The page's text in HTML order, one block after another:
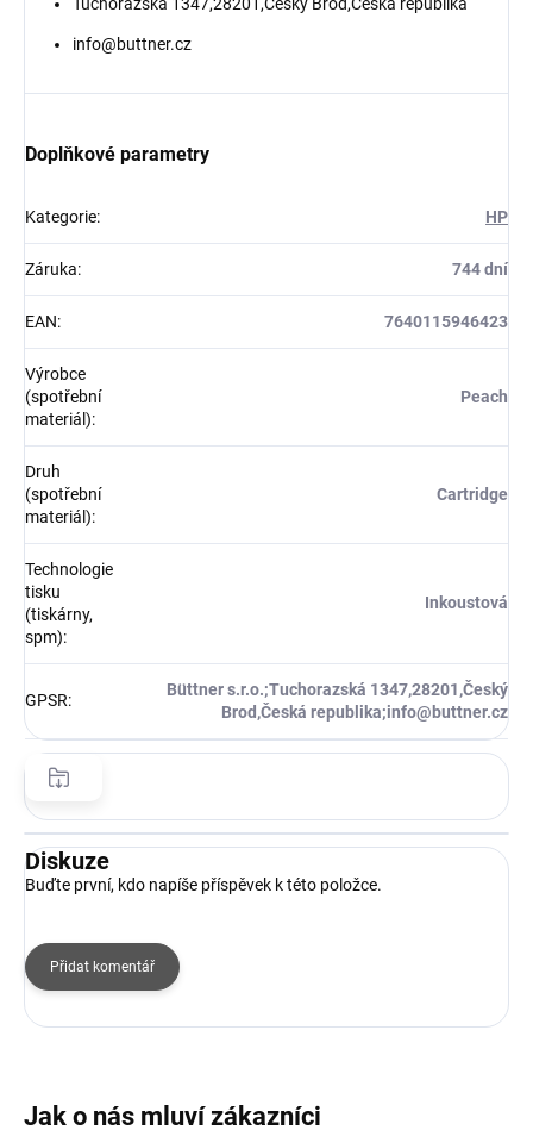
info@buttner.cz
Doplňkové parametry
Kategorie: HP
Záruka: 744 dní
EAN: 7640115946423
Výrobce
(spotřební
materiál):
Peach
Druh
(spotřební
materiál):
Cartridge
Technologie
tisku
(tiskárny,
spm):
Inkoustová
GPSR:
Büttner s.r.o.;Tuchorazská 1347,28201,Český
Brod,Česká republika;info@buttner.cz
Diskuze
Buďte první, kdo napíše příspěvek k této položce.
Přidat komentář